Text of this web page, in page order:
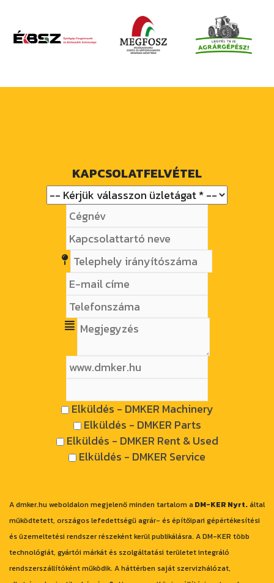
KAPCSOLATFELVÉTEL
Elküldés - DMKER Machinery
Elküldés - DMKER Parts
Elküldés - DMKER Rent & Used
Elküldés - DMKER Service
A dmker.hu weboldalon megjelenő minden tartalom a DM-KER Nyrt.által
működtetett, országos lefedettségű agrár- és építőipari gépértékesítési
és üzemeltetési rendszer részeként kerül publikálásra. A DM-KER több
technológiát, gyártói márkát és szolgáltatási területet integráló
rendszerszállítóként működik. A háttérben saját szervizhálózat,